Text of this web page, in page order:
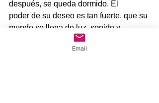
después, se queda dormido. El
poder de su deseo es tan fuerte, que su
mundo se llena de luz, sonido y
color: acróbatas, malabaristas, músicos
y trapecistas inundan su
Email